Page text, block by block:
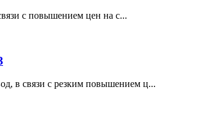
с повышением цен на с...
в связи с резким повышением ц...